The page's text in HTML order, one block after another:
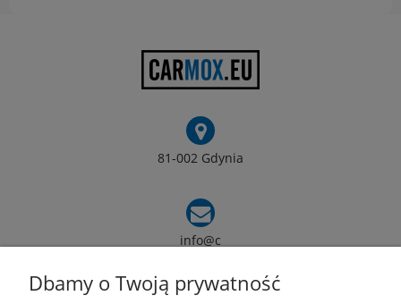
81-002 Gdynia
info@c
Dbamy o Twoją prywatność